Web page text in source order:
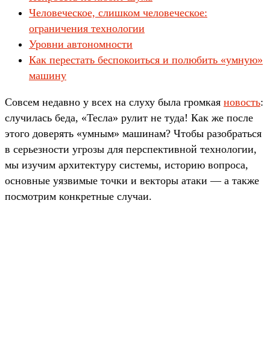
Человеческое, слишком человеческое:
ограничения технологии
Уровни автономности
Как перестать беспокоиться и полюбить «умную»
машину
Совсем недавно у всех на слуху была громкая новость:
случилась беда, «Тесла» рулит не туда! Как же после
этого доверять «умным» машинам? Чтобы разобраться
в серьезности угрозы для перспективной технологии,
мы изучим архитектуру системы, историю вопроса,
основные уязвимые точки и векторы атаки — а также
посмотрим конкретные случаи.